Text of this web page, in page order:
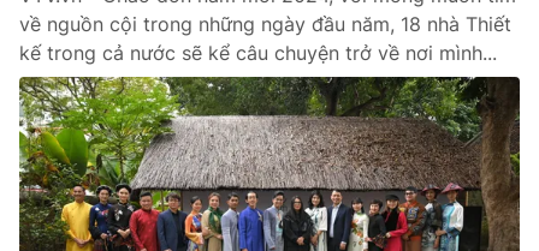
Nhân vật
Khán giả
Giải sao mai
Điện ảnh
Âm nhạc
Sao
Đời sống
Du lịch
Làm đẹp
Chất lượng cuộc sống
Giáo dục
Tuyển sinh
Học trực tuyến
Công nghệ
Hitech Công nghệ tương lai
Giao lưu trực tuyến
về nguồn cội trong những ngày đầu năm, 18 nhà Thiết
kế trong cả nước sẽ kể câu chuyện trở về nơi mình...